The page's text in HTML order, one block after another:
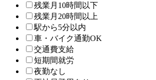
残業月10時間以下
残業月20時間以上
駅から5分以内
車・バイク通勤OK
交通費支給
短期間就労
夜勤なし